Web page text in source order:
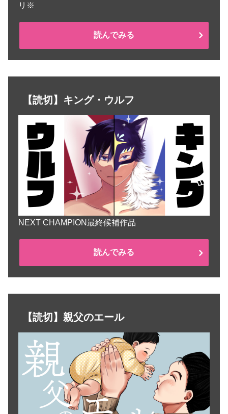
リ※
読んでみる
【読切】キング・ウルフ
NEXT CHAMPION最終候補作品
読んでみる
【読切】親父のエール